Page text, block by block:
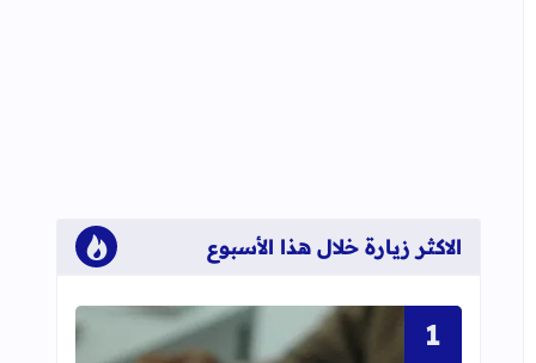
الاكثر زيارة خلال هذا الأسبوع